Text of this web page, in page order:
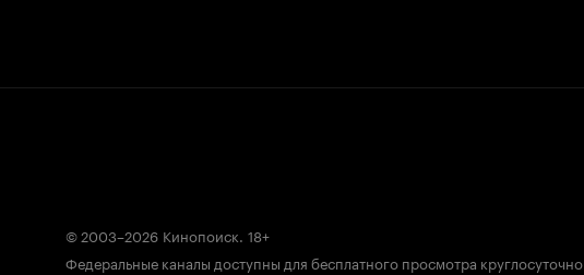
© 2003–2026 Кинопоиск. 18+
Федеральные каналы доступны для бесплатного просмотра круглосуточно